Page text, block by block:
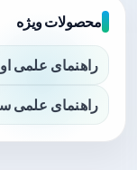
محصولات ویژه
راهنمای علمی
راهنمای علمی